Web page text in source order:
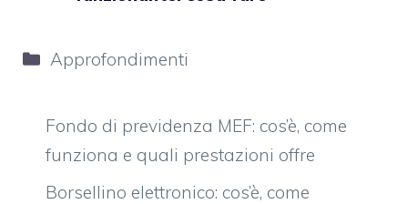
Categorie
Approfondimenti
Fondo di previdenza MEF: cos’è, come
funziona e quali prestazioni offre
Borsellino elettronico: cos’è, come